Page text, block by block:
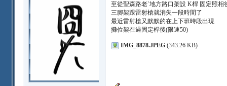
至從聖森路老ˋ地方路口架設 K桿 固定照相
三腳架跟雷射槍就消失一段時間了
最近雷射槍又默默的在上下班時段出現
攤位架在過固定桿後(限速50)
IMG_8878.JPEG(343.26 KB)